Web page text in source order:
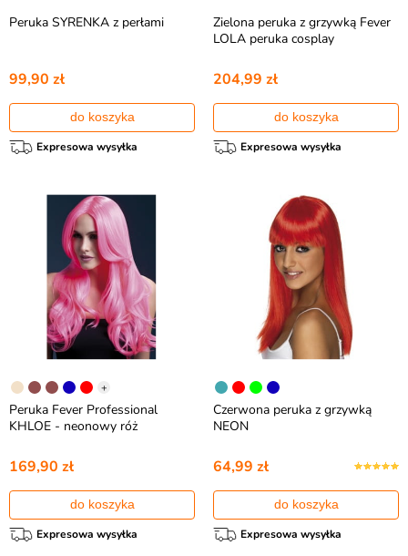
Peruka SYRENKA z perłami
99,90 zł
do koszyka
Expresowa wysyłka
Zielona peruka z grzywką Fever
LOLA peruka cosplay
204,99 zł
do koszyka
Expresowa wysyłka
+
Peruka Fever Professional
KHLOE - neonowy róż
169,90 zł
do koszyka
Expresowa wysyłka
Czerwona peruka z grzywką
NEON
64,99 zł
do koszyka
Expresowa wysyłka